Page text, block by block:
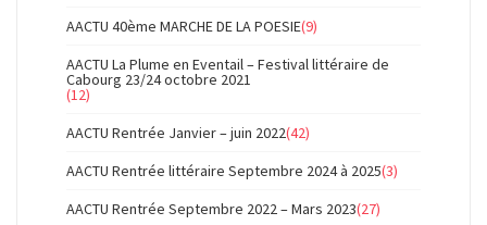
AACTU 40ème MARCHE DE LA POESIE(9)
AACTU La Plume en Eventail – Festival littéraire de
Cabourg 23/24 octobre 2021
(12)
AACTU Rentrée Janvier – juin 2022(42)
AACTU Rentrée littéraire Septembre 2024 à 2025(3)
AACTU Rentrée Septembre 2022 – Mars 2023(27)